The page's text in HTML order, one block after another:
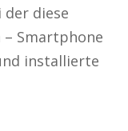
der diese
Smartphone
installierte